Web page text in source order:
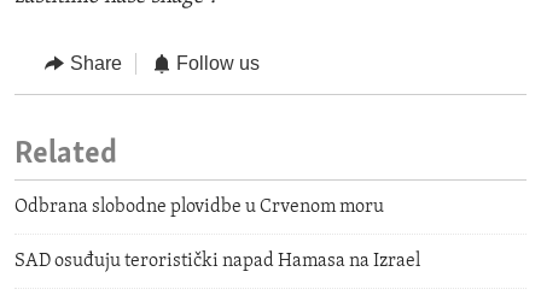
Share Follow us
Related
Odbrana slobodne plovidbe u Crvenom moru
SAD osuđuju teroristički napad Hamasa na Izrael